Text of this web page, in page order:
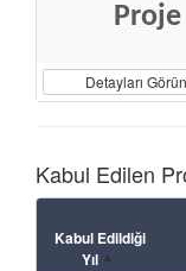
Proje
Detayları
Kabul Edilen
Kabul Edildiği
Yıl